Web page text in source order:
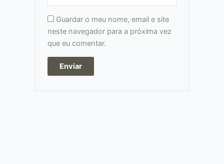
Guardar o meu nome, email e site
neste navegador para a próxima vez
que eu comentar.